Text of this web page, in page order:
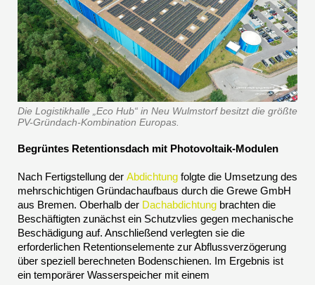
Die Logistikhalle „Eco Hub“ in Neu Wulmstorf besitzt die größte
PV-Gründach-Kombination Europas.
Begrüntes Retentionsdach mit Photovoltaik-Modulen
Nach Fertigstellung der Abdichtung folgte die Umsetzung des
mehrschichtigen Gründachaufbaus durch die Grewe GmbH
aus Bremen. Oberhalb der Dachabdichtung brachten die
Beschäftigten zunächst ein Schutzvlies gegen mechanische
Beschädigung auf. Anschließend verlegten sie die
erforderlichen Retentionselemente zur Abflussverzögerung
über speziell berechneten Bodenschienen. Im Ergebnis ist
ein temporärer Wasserspeicher mit einem